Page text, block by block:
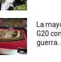
La
G20
guerra...